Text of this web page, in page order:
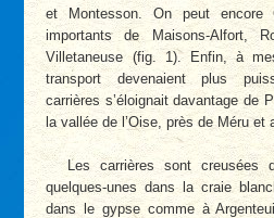
et Montesson. On peut encore
importants de Maisons-Alfort,
Villetaneuse (fig. 1). Enfin, à
transport devenaient plus
carrières s’éloignait davantage de
la vallée de l’Oise, près de Méru et
Les carrières sont creusées
quelques-unes dans la craie
dans le gypse comme à